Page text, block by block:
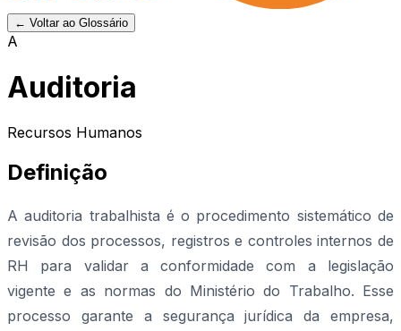
← Voltar ao Glossário
A
Auditoria
Recursos Humanos
Definição
A auditoria trabalhista é o procedimento sistemático de
revisão dos processos, registros e controles internos de
RH para validar a conformidade com a legislação
vigente e as normas do Ministério do Trabalho. Esse
processo garante a segurança jurídica da empresa,